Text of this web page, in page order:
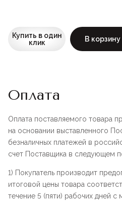
Купить в один
клик
В корзину
Оплата
Оплата поставляемого товара
на основании выставленного
безналичных платежей в
счет Поставщика в следующем
1) Покупатель производит
итоговой цены товара
течение 5 (пяти) рабочих дней с